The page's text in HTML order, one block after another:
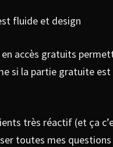
fluide et design
en accès gratuits
si la partie gratuite est
très réactif (et ça
toutes mes